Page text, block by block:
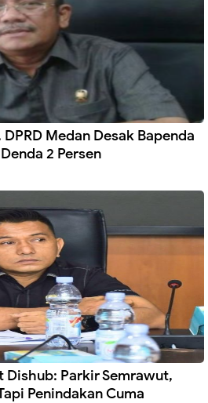
Medan Desak Bapenda
2 Persen
Dishub: Parkir Semrawut,
Penindakan Cuma